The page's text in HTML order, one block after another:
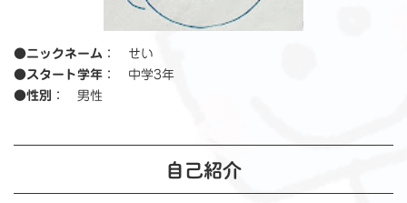
●ニックネーム ： せい
●スタート学年 ： 中学3年
●性別
： 男性
自己紹介